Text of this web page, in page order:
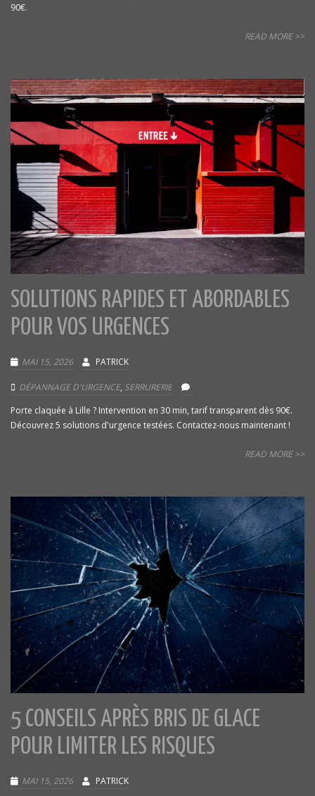
90€.
READ MORE >>
SOLUTIONS RAPIDES ET ABORDABLES
POUR VOS URGENCES
MAI 15, 2026 PATRICK
DÉPANNAGE D'URGENCE, SERRURERIE
Porte claquée à Lille ? Intervention en 30 min, tarif transparent dès 90€.
Découvrez 5 solutions d'urgence testées. Contactez-nous maintenant !
READ MORE >>
5 CONSEILS APRÈS BRIS DE GLACE
POUR LIMITER LES RISQUES
MAI 15, 2026 PATRICK